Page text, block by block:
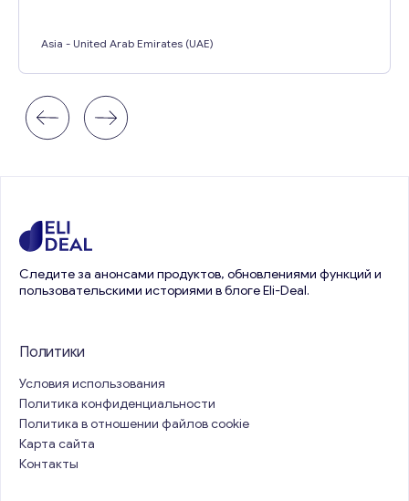
Asia - United Arab Emirates (UAE)
Следите за анонсами продуктов, обновлениями функций и
пользовательскими историями в блоге Eli-Deal.
Политики
Условия использования
Политика конфиденциальности
Политика в отношении файлов cookie
Карта сайта
Контакты